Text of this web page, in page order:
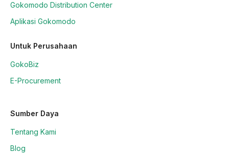
Gokomodo Distribution Center
Aplikasi Gokomodo
Untuk Perusahaan
GokoBiz
E-Procurement
Sumber Daya
Tentang Kami
Blog